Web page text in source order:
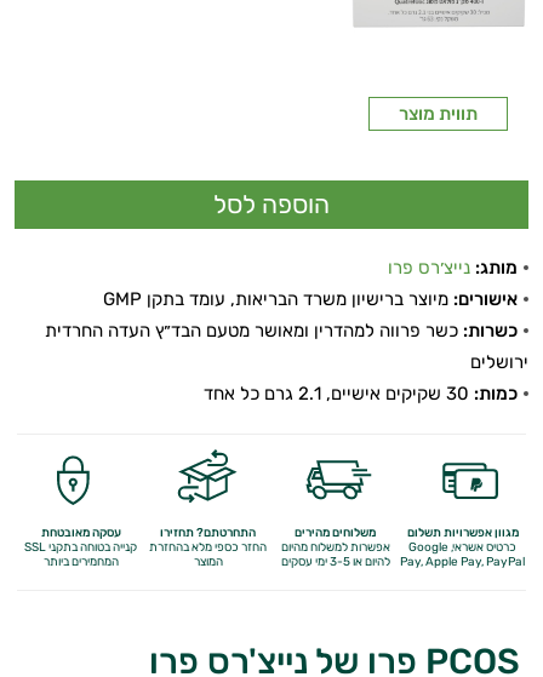
תווית מוצר
מותג: נייצ׳רס פרו
אישורים: מיוצר ברישיון משרד הבריאות, עומד בתקן GMP
כשרות: כשר פרווה למהדרין ומאושר מטעם הבד״ץ העדה החרדית
ירושלים
כמות:
מגוון אפשרויות תשלום
כרטיס אשראי, Google
Pay,Apple Pay, PayPal
משלוחים מהירים
אפשרות למשלוח מהיום
להיום או 3-5 ימי עסקים
התחרטתם? תחזירו
החזר כספי מלאבהחזרת
המוצר
עסקה מאובטחת
קנייה בטוחה בתקני SSL
המחמירים ביותר